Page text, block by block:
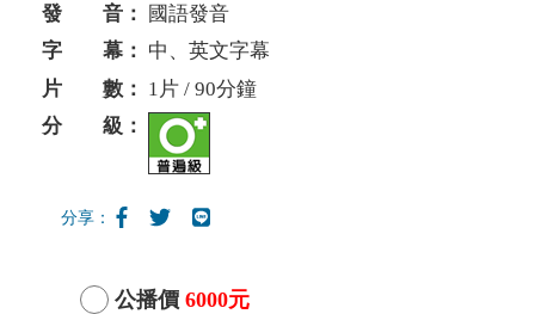
發 音：
國語發音
字 幕： 中、英文字幕
片 數： 1片 / 90分鐘
分 級：
分享：
公播價 6000元